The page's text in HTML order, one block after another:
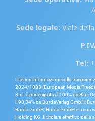
Sede legale: Viale
Tel:
Ulteriori informazioni sulla
2024/1083 (European Media
S.r.l. è partecipata al 100% da Blue
il 90,34% da BurdaVerlag GmbH;
Burda GmbH; Burda GmbH è a sua
Holding KG. Il titolare effettivo della